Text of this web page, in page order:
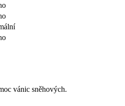
vánic sněhových.